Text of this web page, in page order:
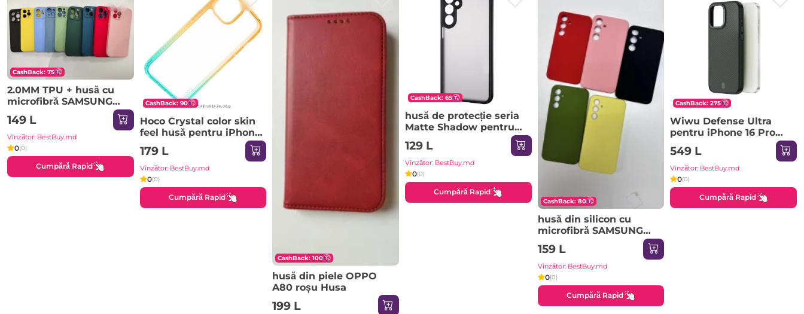
CashBack: 75
2.0MM TPU + husă cu
microfibră SAMSUNG
Galaxy A26 mov deschis
Husa
149 L
Vînzător: BestBuy.md
0(0)
Cumpără Rapid
CashBack: 90
Hoco Crystal color skin
feel husă pentru iPhone
14 Pro Max portocaliu
verde Husa
179 L
Vînzător: BestBuy.md
0(0)
Cumpără Rapid
CashBack: 100
husă din piele OPPO
A80 roșu Husa
199 L
CashBack: 65
husă de protecție seria
Matte Shadow pentru
SAMSUNG Galaxy A72
negru Husa
129 L
Vînzător: BestBuy.md
0(0)
Cumpără Rapid
CashBack: 80
husă din silicon cu
microfibră SAMSUNG
Galaxy A37 roz nisipiu
Husa
159 L
Vînzător: BestBuy.md
0(0)
Cumpără Rapid
CashBack: 275
Wiwu Defense Ultra
pentru iPhone 16 Pro
6.3" DCC-205 negru
Husa
549 L
Vînzător: BestBuy.md
0(0)
Cumpără Rapid